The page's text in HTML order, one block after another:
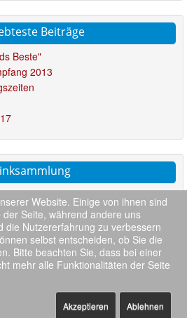
Beiträge
Beste"
2013
TVE-Home::Datenschutz::
Website. Einige von ihnen sind
Seite, während andere uns
die Nutzererfahrung zu verbessern
selbst entscheiden, ob Sie die
Bitte beachten Sie, dass bei einer
mehr alle Funktionalitäten der Seite
Akzeptieren Ablehnen